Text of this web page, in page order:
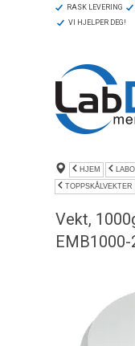
RASK LEVERING
VI HJELPER DEG!
HJEM
TOPPSKÅLVEKTER
Vekt,
EMB1000-